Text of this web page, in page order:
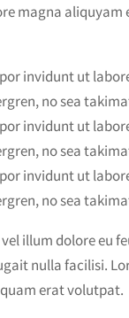
magna aliquyam
invidunt ut
no sea
invidunt ut
no sea
invidunt ut
no sea
illum dolore eu
nulla facilisi.
erat volutpat.